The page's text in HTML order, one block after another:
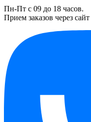
Пн-Пт с 09 до 18 часов.
Прием заказов через